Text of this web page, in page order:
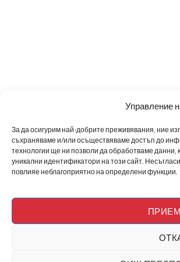
Управление
За да осигурим най-добрите преживявания, ние
съхраняваме и/или осъществяваме достъп до
технологии ще ни позволи да обработваме
уникални идентификатори на този сайт.
повлияе неблагоприятно на определени функции.